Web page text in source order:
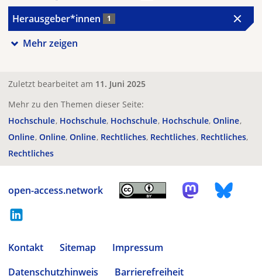
Herausgeber*innen 1
Mehr zeigen
Zuletzt bearbeitet am 11. Juni 2025
Mehr zu den Themen dieser Seite:
Hochschule Hochschule Hochschule Hochschule Online
Online Online Online Rechtliches Rechtliches Rechtliches
Rechtliches
open-access.network
Kontakt Sitemap
Impressum
Datenschutzhinweis
Barrierefreiheit